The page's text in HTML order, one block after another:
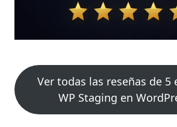
Ver todas las reseñas de 5
WP Staging en